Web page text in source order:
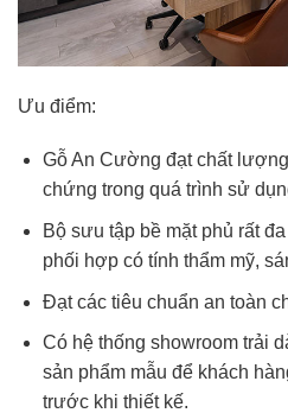
Ưu điểm:
Gỗ An Cường đạt chất
chứng trong quá trình sử
Bộ sưu tập bề mặt phủ rất
phối hợp có tính thẩm mỹ,
Đạt các tiêu chuẩn an toàn
Có hệ thống showroom trải
sản phẩm mẫu để khách
trước khi thiết kế.